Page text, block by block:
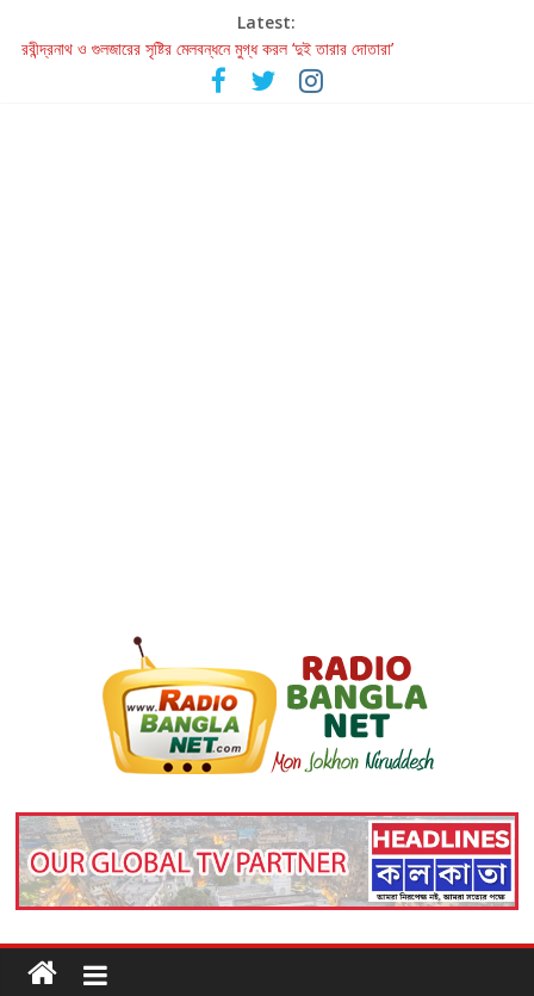
Latest:
রবীন্দ্রনাথ ও গুলজারের সৃষ্টির মেলবন্ধনে মুগ্ধ করল ‘দুই তারার দোতারা’
কলের গান থেকে রীলস্ — বাঙালির গান শোনার বিবর্তনের গল্প
জগন্নাথমঙ্গলম্ — বাংলায় প্রথমবার মঞ্চে এবার রথযাত্রার উদযাপন